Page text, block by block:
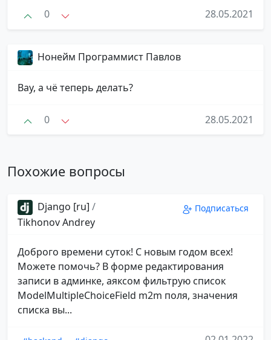
0 28.05.2021
Нонейм Программист Павлов
Вау, а чё теперь делать?
0 28.05.2021
Похожие вопросы
Django [ru] /
Tikhonov Andrey
Подписаться
Доброго времени суток! С новым годом всех!
Можете помочь? В форме редактирования
записи в админке, аяксом фильтрую список
ModelMultipleChoiceField m2m поля, значения
списка вы...